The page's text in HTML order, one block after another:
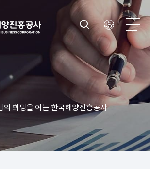
의 희망을 여는 한국해양진흥공사